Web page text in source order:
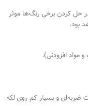
حل کردن برخی رنگ‌ها موثر
بود.
افزودنی).
ضربه‌ای و بسیار کم روی لکه